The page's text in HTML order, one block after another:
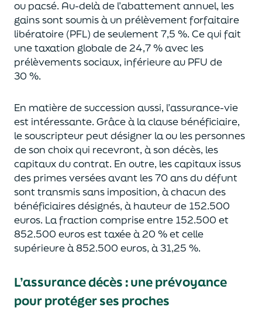
ou pacsé. Au-delàde l’abattement annuel, les
gains sont soumis à un prélèvement forfaitaire
libératoire (PFL) de seulement 7,5 %. Ce qui fait
une taxation globale de24,7 % avec les
prélèvements sociaux, inférieure au PFU de
30 %.
En matière de succession aussi, l’assurance-vie
est intéressante. Grâce à la clause bénéficiaire,
le souscripteur peut désigner la ou les personnes
de son choix qui recevront, à son décès, les
capitaux du contrat. En outre, les capitaux issus
des primes versées avant les 70 ans du défunt
sont transmis sans imposition, à chacun des
bénéficiaires désignés, à hauteur de 152.500
euros. La fraction comprise entre 152.500 et
852.500 eurosest taxée à 20 % et celle
supérieure à 852.500 euros, à 31,25 %.
L’assurance décès :une prévoyance
pour protéger ses proches